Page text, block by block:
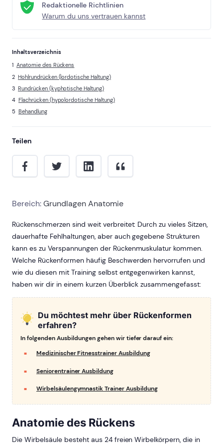
Redaktionelle Richtlinien
Warum du uns vertrauen kannst
Inhaltsverzeichnis
Anatomie des Rückens
Hohlrundrücken (lordotische Haltung)
Rundrücken (kyphotische Haltung)
Flachrücken (hypolordotische Haltung)
Behandlung
Teilen
Bereich:Grundlagen Anatomie
Rückenschmerzen sind weit verbreitet: Durch zu vieles Sitzen,
dauerhafte Fehlhaltungen, aber auch gegebene Strukturen
kann es zu Verspannungen der Rückenmuskulatur kommen.
Welche Rückenformen häufig Beschwerden hervorrufen und
wie du diesen mit Training selbst entgegenwirken kannst,
haben wir dir in einem kurzen Überblick zusammengefasst:
Du möchtest mehr über Rückenformen
erfahren?
In folgenden Ausbildungen gehen wir tiefer darauf ein:
Medizinischer Fitnesstrainer Ausbildung
Seniorentrainer Ausbildung
Wirbelsäulengymnastik Trainer Ausbildung
Anatomie des Rückens
Die Wirbelsäule besteht aus 24 freien Wirbelkörpern, die in